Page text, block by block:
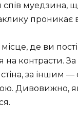
муедзина,
проникає
де ви
на контрасти.
за іншим —
Дивовижно, як